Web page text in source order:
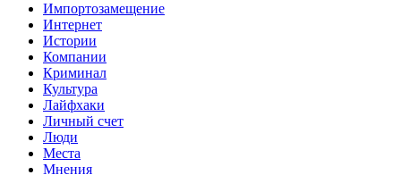
Импортозамещение
Интернет
Истории
Компании
Криминал
Культура
Лайфхаки
Личный счет
Люди
Места
Мнения